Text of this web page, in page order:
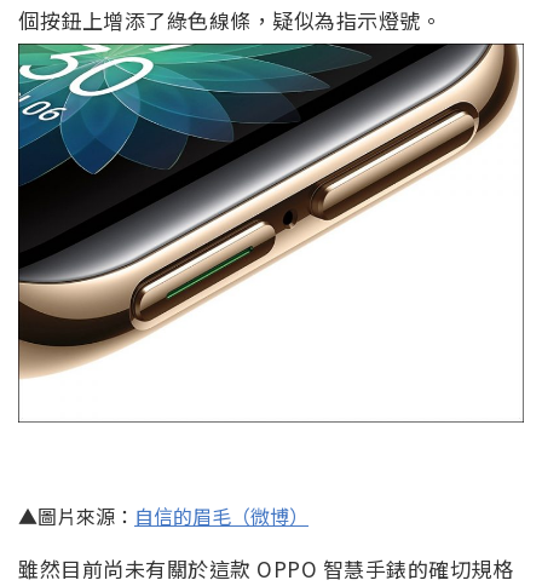
個按鈕上增添了綠色線條，疑似為指示燈號。
▲圖片來源： 自信的眉毛（微博）
雖然目前尚未有關於這款 OPPO 智慧手錶的確切規格